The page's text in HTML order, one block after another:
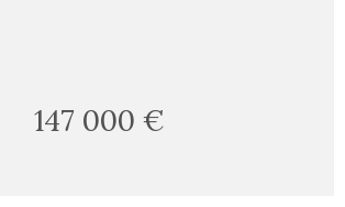
147 000 €